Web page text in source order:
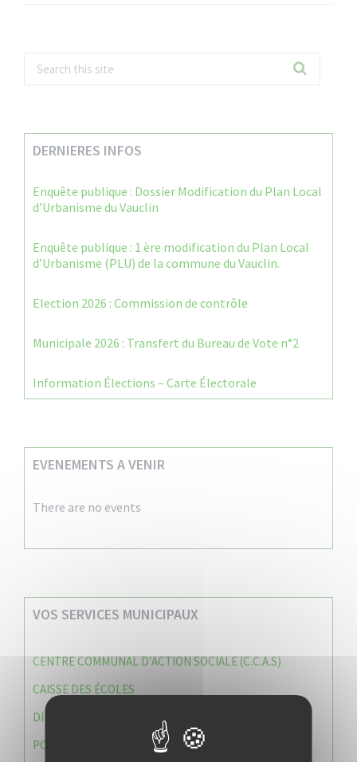
DERNIERES INFOS
Enquête publique : Dossier Modification du Plan Local
d’Urbanisme du Vauclin
Enquête publique : 1 ère modification du Plan Local
d’Urbanisme (PLU) de la commune du Vauclin.
Election 2026 : Commission de contrôle
Municipale 2026 : Transfert du Bureau de Vote n°2
Information Élections – Carte Électorale
EVENEMENTS A VENIR
There are no events
VOS SERVICES MUNICIPAUX
CENTRE COMMUNAL D’ACTION SOCIALE (C.C.A.S)
CAISSE DES ÉCOLES
DIRECTION DES SERVICES TECHNIQUES
POLICE MUNICIPALE